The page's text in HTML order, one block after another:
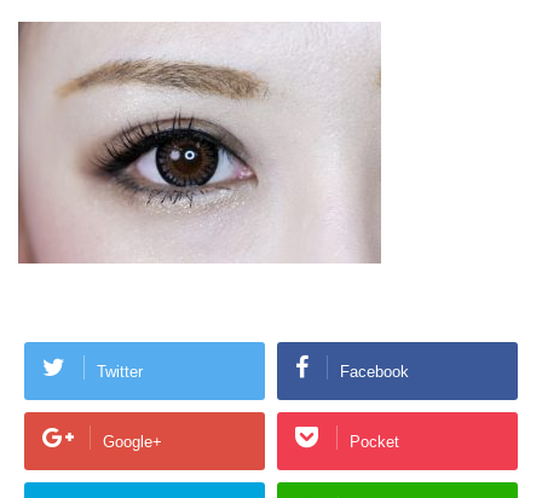
Twitter Facebook
Google+ Pocket